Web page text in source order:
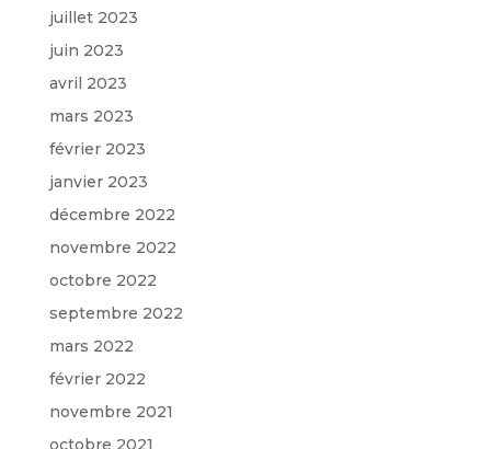
juillet 2023
juin 2023
avril 2023
mars 2023
février 2023
janvier 2023
décembre 2022
novembre 2022
octobre 2022
septembre 2022
mars 2022
février 2022
novembre 2021
octobre 2021